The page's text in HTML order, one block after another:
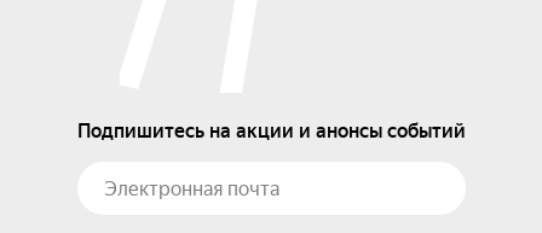
Подпишитесь на акции и анонсы событий